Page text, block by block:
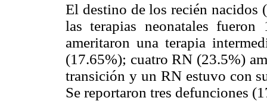
El destino de los recién nacidos
las terapias neonatales
ameritaron una terapia
(17.65%); cuatro RN (23.5%)
transición y un RN estuvo con
Se reportaron tres defunciones